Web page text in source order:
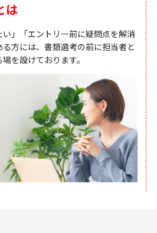
は
い」「エントリー前に疑問点を解消
方には、書類選考の前に担当者と
を設けております。